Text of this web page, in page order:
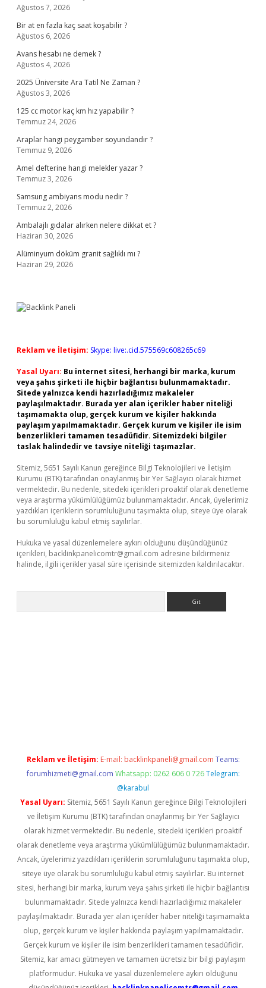
Ağustos 7, 2026
Bir at en fazla kaç saat koşabilir ?
Ağustos 6, 2026
Avans hesabı ne demek ?
Ağustos 4, 2026
2025 Üniversite Ara Tatil Ne Zaman ?
Ağustos 3, 2026
125 cc motor kaç km hız yapabilir ?
Temmuz 24, 2026
Araplar hangi peygamber soyundandır ?
Temmuz 9, 2026
Amel defterine hangi melekler yazar ?
Temmuz 3, 2026
Samsung ambiyans modu nedir ?
Temmuz 2, 2026
Ambalajlı gıdalar alırken nelere dikkat et ?
Haziran 30, 2026
Alüminyum döküm granit sağlıklı mı ?
Haziran 29, 2026
Reklam ve İletişim: Skype: live:.cid.575569c608265c69
Yasal Uyarı: Bu internet sitesi, herhangi bir marka, kurum
veya şahıs şirketi ile hiçbir bağlantısı bulunmamaktadır.
Sitede yalnızca kendi hazırladığımız makaleler
paylaşılmaktadır. Burada yer alan içerikler haber niteliği
taşımamakta olup, gerçek kurum ve kişiler hakkında
paylaşım yapılmamaktadır. Gerçek kurum ve kişiler ile isim
benzerlikleri tamamen tesadüfidir. Sitemizdeki bilgiler
taslak halindedir ve tavsiye niteliği taşımazlar.
Sitemiz, 5651 Sayılı Kanun gereğince Bilgi Teknolojileri ve İletişim
Kurumu (BTK) tarafından onaylanmış bir Yer Sağlayıcı olarak hizmet
vermektedir. Bu nedenle, sitedeki içerikleri proaktif olarak denetleme
veya araştırma yükümlülüğümüz bulunmamaktadır. Ancak, üyelerimiz
yazdıkları içeriklerin sorumluluğunu taşımakta olup, siteye üye olarak
bu sorumluluğu kabul etmiş sayılırlar.
Hukuka ve yasal düzenlemelere aykırı olduğunu düşündüğünüz
içerikleri, backlinkpanelicomtr@gmail.com adresine bildirmeniz
halinde, ilgili içerikler yasal süre içerisinde sitemizden kaldırılacaktır.
Reklam ve İletişim: E-mail: backlinkpaneli@gmail.com Teams:
forumhizmeti@gmail.com Whatsapp: 0262 606 0 726 Telegram:
@karabul
Yasal Uyarı: Sitemiz, 5651 Sayılı Kanun gereğince Bilgi Teknolojileri
ve İletişim Kurumu (BTK) tarafından onaylanmış bir Yer Sağlayıcı
olarak hizmet vermektedir. Bu nedenle, sitedeki içerikleri proaktif
olarak denetleme veya araştırma yükümlülüğümüz bulunmamaktadır.
Ancak, üyelerimiz yazdıkları içeriklerin sorumluluğunu taşımakta olup,
siteye üye olarak bu sorumluluğu kabul etmiş sayılırlar. Bu internet
sitesi, herhangi bir marka, kurum veya şahıs şirketi ile hiçbir bağlantısı
bulunmamaktadır. Sitede yalnızca kendi hazırladığımız makaleler
paylaşılmaktadır. Burada yer alan içerikler haber niteliği taşımamakta
olup, gerçek kurum ve kişiler hakkında paylaşım yapılmamaktadır.
Gerçek kurum ve kişiler ile isim benzerlikleri tamamen tesadüfidir.
Sitemiz, kar amacı gütmeyen ve tamamen ücretsiz bir bilgi paylaşım
platformudur. Hukuka ve yasal düzenlemelere aykırı olduğunu